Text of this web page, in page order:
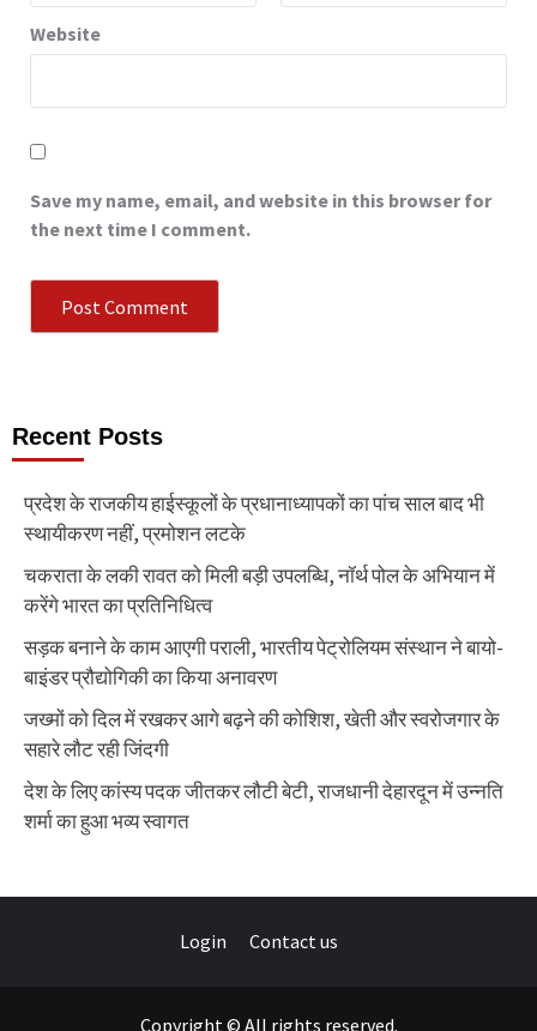
Website
Save my name, email, and website in this browser for
the next time I comment.
Recent Posts
प्रदेश के राजकीय हाईस्कूलों के प्रधानाध्यापकों का पांच साल बाद भी
स्थायीकरण नहीं, प्रमोशन लटके
चकराता के लकी रावत को मिली बड़ी उपलब्धि, नॉर्थ पोल के अभियान में
करेंगे भारत का प्रतिनिधित्व
सड़क बनाने के काम आएगी पराली, भारतीय पेट्रोलियम संस्थान ने बायो-
बाइंडर प्रौद्योगिकी का किया अनावरण
जख्मों को दिल में रखकर आगे बढ़ने की कोशिश, खेती और स्वरोजगार के
सहारे लौट रही जिंदगी
देश के लिए कांस्य पदक जीतकर लौटी बेटी, राजधानी देहारदून में उन्नति
शर्मा का हुआ भव्य स्वागत
Login Contact us
Copyright © All rights reserved.